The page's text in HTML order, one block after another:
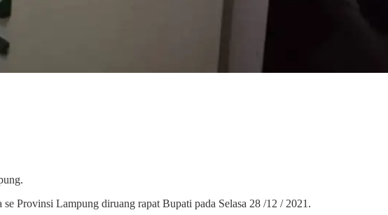
Provinsi Lampung diruang rapat Bupati pada Selasa 28 /12 / 2021.